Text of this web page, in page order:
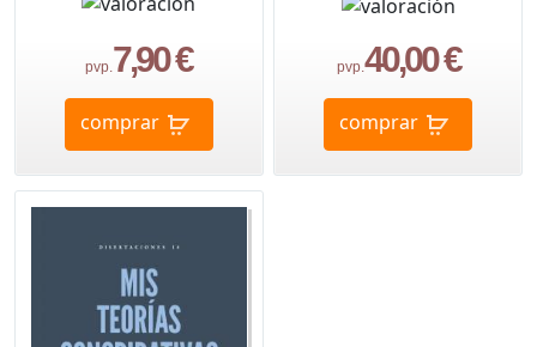
pvp.7,90 €
comprar
pvp.40,00 €
comprar